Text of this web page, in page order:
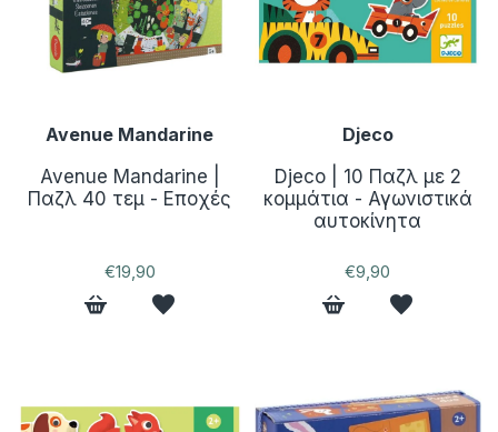
Avenue Mandarine
Avenue Mandarine |
Παζλ 40 τεμ - Εποχές
€19,90
Djeco
Djeco | 10 Παζλ με 2
κομμάτια - Αγωνιστικά
αυτοκίνητα
€9,90